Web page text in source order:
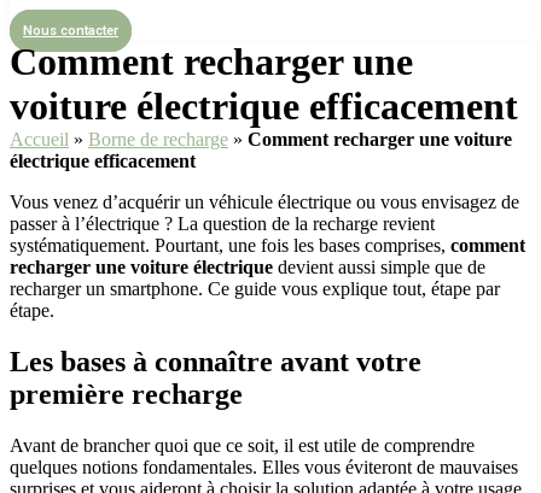
Nous contacter
Comment recharger une
voiture électrique efficacement
Accueil » Borne de recharge » Comment recharger une voiture
électrique efficacement
Vous venez d’acquérir un véhicule électrique ou vous envisagez de
passer à l’électrique ? La question de la recharge revient
systématiquement. Pourtant, une fois les bases comprises, comment
recharger une voiture électrique devient aussi simple que de
recharger un smartphone. Ce guide vous explique tout, étape par
étape.
Les bases à connaître avant votre
première recharge
Avant de brancher quoi que ce soit, il est utile de comprendre
quelques notions fondamentales. Elles vous éviteront de mauvaises
surprises et vous aideront à choisir la solution adaptée à votre usage.